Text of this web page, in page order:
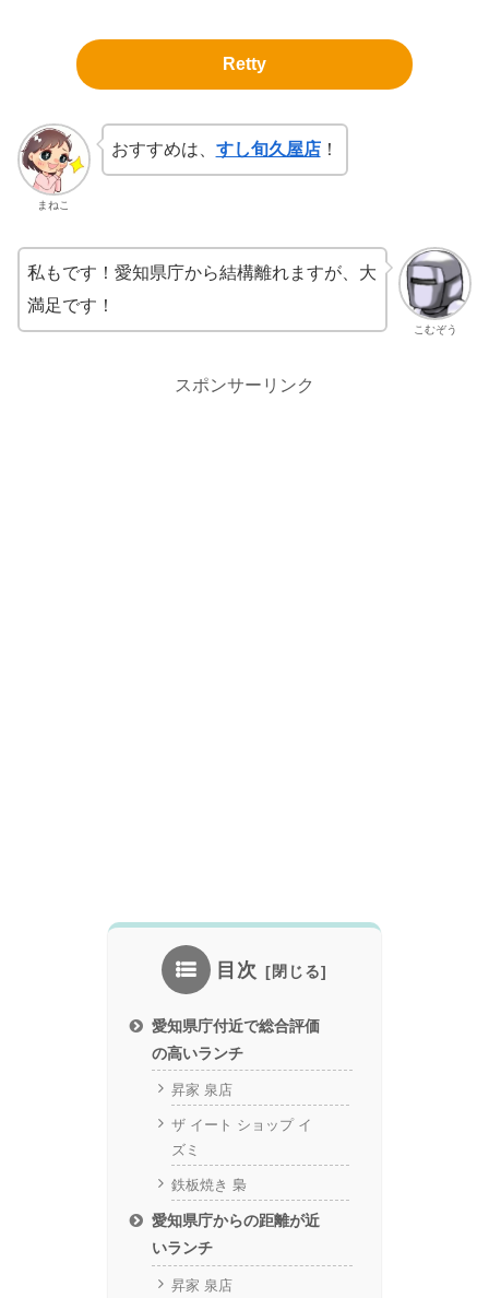
Retty
まねこ
おすすめは、 すし旬久屋店！
こむぞう
私もです！愛知県庁から結構離れますが、大
満足です！
スポンサーリンク
目次
愛知県庁付近で総合評価
の高いランチ
昇家 泉店
ザ イート ショップ イ
ズミ
鉄板焼き 梟
愛知県庁からの距離が近
いランチ
昇家 泉店